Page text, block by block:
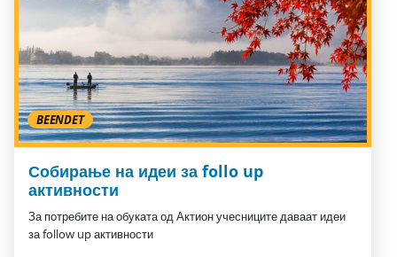
BEENDET
Собирање на идеи за follo up
активности
За потребите на обуката од Актион учесниците даваат идеи
за follow up активности